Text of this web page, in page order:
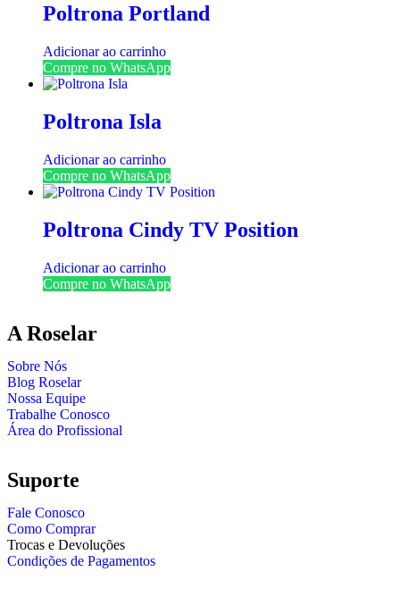
Poltrona Portland
Adicionar ao carrinho
Compre no WhatsApp
Poltrona Isla
Adicionar ao carrinho
Compre no WhatsApp
Poltrona Cindy TV Position
Adicionar ao carrinho
Compre no WhatsApp
A Roselar
Sobre Nós
Blog Roselar
Nossa Equipe
Trabalhe Conosco
Área do Profissional
Suporte
Fale Conosco
Como Comprar
Trocas e Devoluções
Condições de Pagamentos